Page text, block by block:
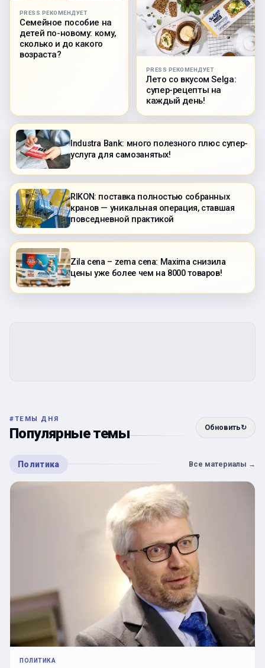
PRESS РЕКОМЕНДУЕТ
Семейное пособие на
детей по-новому: кому,
сколько и до какого
возраста?
PRESS РЕКОМЕНДУЕТ
Лето со вкусом Selga:
супер-рецепты на
каждый день!
Industra Bank: много полезного плюс супер-
услуга для самозанятых!
RIKON: поставка полностью собранных
кранов — уникальная операция, ставшая
повседневной практикой
Zila cena – zema cena: Maxima снизила
цены уже более чем на 8000 товаров!
#ТЕМЫ ДНЯ
Популярные темы Обновить↻
Политика Все материалы →
ПОЛИТИКА